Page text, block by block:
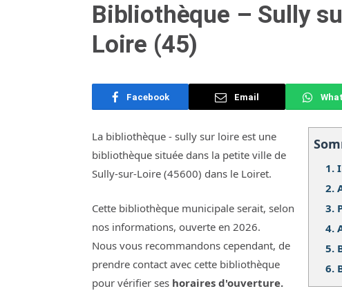
Bibliothèque – Sully
Loire (45)
Facebook Email
1.
2.
3.
4.
5.
6.
La bibliothèque - sully sur loire est une
bibliothèque située dans la petite ville de
Sully-sur-Loire (45600) dans le Loiret.
Cette bibliothèque municipale serait, selon
nos informations, ouverte en 2026.
Nous vous recommandons cependant, de
prendre contact avec cette bibliothèque
pour vérifier ses horaires d'ouverture.